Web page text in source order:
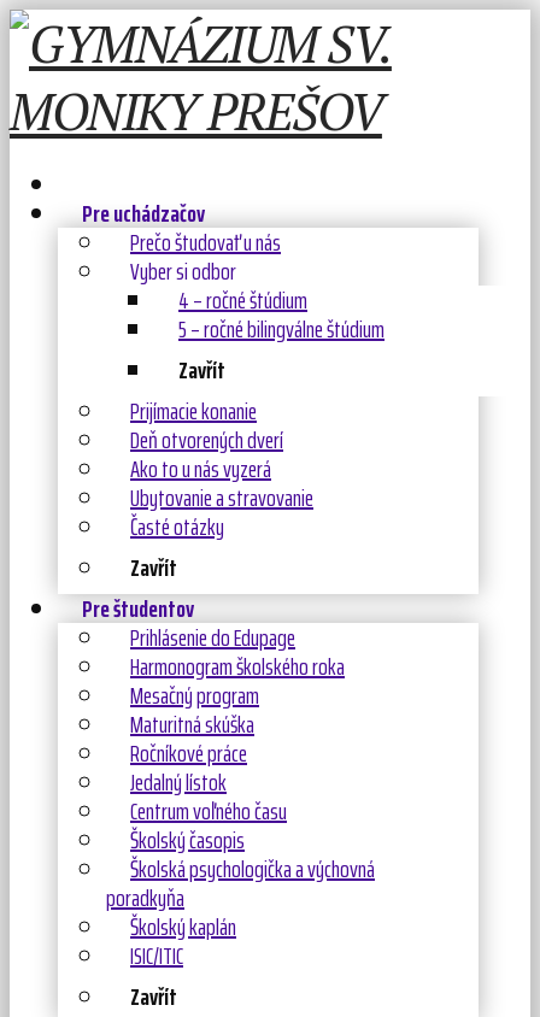
Pre uchádzačov
Prečo študovať u nás
Vyber si odbor
4 – ročné štúdium
5 – ročné bilingválne štúdium
Zavřít
Prijímacie konanie
Deň otvorených dverí
Ako to u nás vyzerá
Ubytovanie a stravovanie
Časté otázky
Zavřít
Pre študentov
Prihlásenie do Edupage
Harmonogram školského roka
Mesačný program
Maturitná skúška
Ročníkové práce
Jedalný lístok
Centrum voľného času
Školský časopis
Školská psychologička a výchovná
poradkyňa
Školský kaplán
ISIC/ITIC
Zavřít